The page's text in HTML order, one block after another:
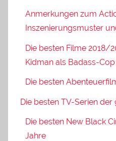
Anmerkungen zum
Inszenierungsmuster
Die besten Filme 2018/
Kidman als Badass-Cop
Die besten
Die besten TV-Serien der
Die besten New Black
Jahre